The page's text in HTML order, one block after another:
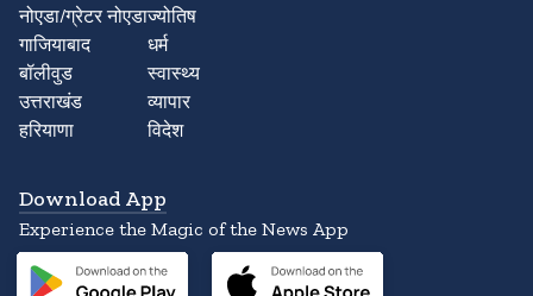
नोएडा/ग्रेटर नोएडा
गाजियाबाद
बॉलीवुड
उत्तराखंड
हरियाणा
ज्योतिष
धर्म
स्वास्थ्य
व्यापार
विदेश
Download App
Experience the Magic of the News App